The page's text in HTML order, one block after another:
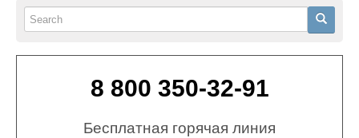
Search Search
8 800 350-32-91
Бесплатная горячая линия